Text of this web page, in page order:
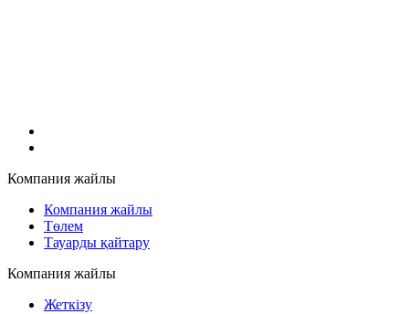
Компания жайлы
Компания жайлы
Төлем
Тауарды қайтару
Компания жайлы
Жеткізу